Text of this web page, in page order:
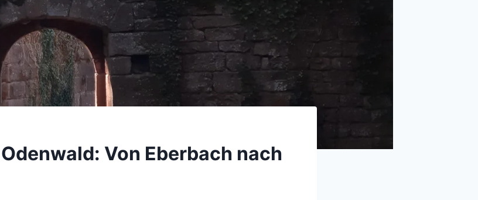
Von Eberbach nach